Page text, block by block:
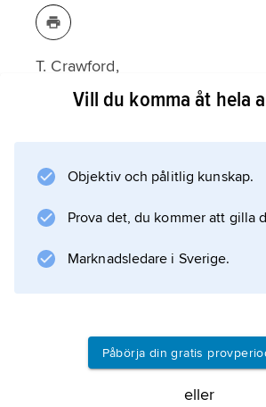
T. Crawford,
Burns: A Study of the Poems
Vill du komma åt hela
Objektiv och pålitlig kunskap.
Prova det, du kommer att gilla
Marknadsledare i Sverige.
Påbörja din gratis
eller